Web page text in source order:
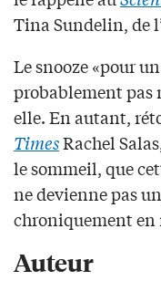
Tina Sundelin, de
Le snooze «pour
probablement pas
elle. En autant,
TimesRachel
le sommeil, que
ne devienne pas
chroniquement
Auteur